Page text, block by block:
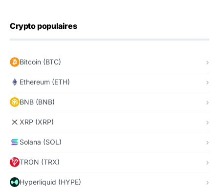
Crypto populaires
Bitcoin (BTC)
Ethereum (ETH)
BNB (BNB)
XRP (XRP)
Solana (SOL)
TRON (TRX)
Hyperliquid (HYPE)